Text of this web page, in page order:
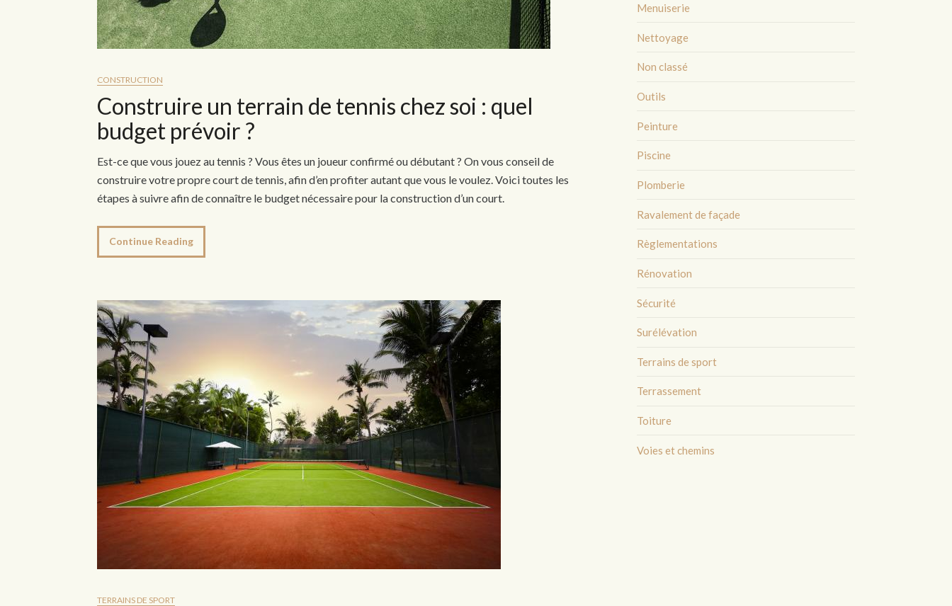
CONSTRUCTION
Construire un terrain de tennis chez soi : quel
budget prévoir ?
Est-ce que vous jouez au tennis ? Vous êtes un joueur confirmé ou débutant ? On vous conseil de
construire votre propre court de tennis, afin d’en profiter autant que vous le voulez. Voici toutes les
étapes à suivre afin de connaître le budget nécessaire pour la construction d’un court.
Continue Reading
TERRAINS DE SPORT
Menuiserie
Nettoyage
Non classé
Outils
Peinture
Piscine
Plomberie
Ravalement de façade
Règlementations
Rénovation
Sécurité
Surélévation
Terrains de sport
Terrassement
Toiture
Voies et chemins